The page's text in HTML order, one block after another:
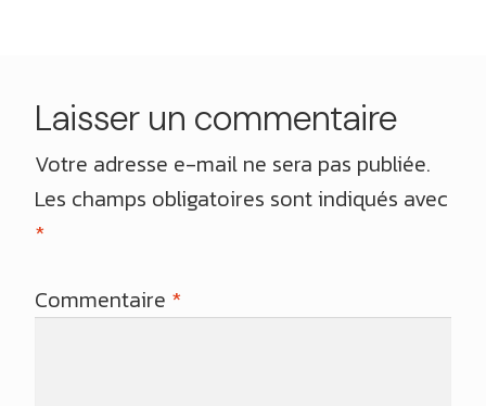
Laisser un commentaire
Votre adresse e-mail ne sera pas publiée.
Les champs obligatoires sont indiqués avec
*
Commentaire *